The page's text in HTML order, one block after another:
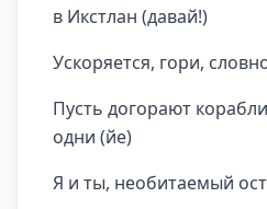
в Икстлан (давай!)
Ускоряется, гори,
Пусть догорают
одни (йе)
Я и ты, необитаемый